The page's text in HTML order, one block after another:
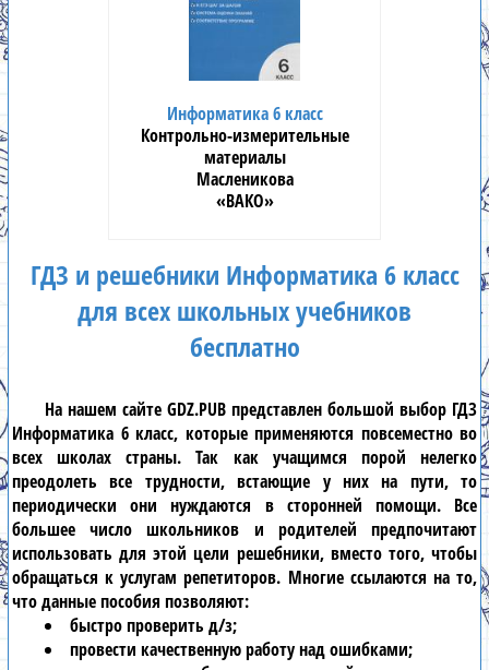
Информатика 6 класс
Контрольно-измерительные
материалы
Масленикова
«ВАКО»
ГДЗ и решебники Информатика 6 класс
для всех школьных учебников
бесплатно
На нашем сайте GDZ.PUB представлен большой выбор ГДЗ
Информатика 6 класс, которые применяются повсеместно во
всех школах страны. Так как учащимся порой нелегко
преодолеть все трудности, встающие у них на пути, то
периодически они нуждаются в сторонней помощи. Все
большее число школьников и родителей предпочитают
использовать для этой цели решебники, вместо того, чтобы
обращаться к услугам репетиторов. Многие ссылаются на то,
что данные пособия позволяют:
быстро проверить д/з;
провести качественную работу над ошибками;